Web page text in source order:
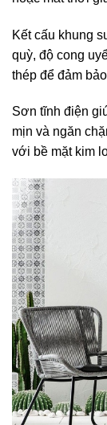
Kết cấu khung
quỳ, độ cong
thép để đảm
Sơn tĩnh điện
mịn và ngăn
với bề mặt kim